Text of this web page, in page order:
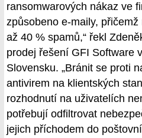
ransomwarových nákaz ve
způsobeno e-maily,
až 40 % spamů,“ řekl
prodej řešení GFI Software
Slovensku. „Bránit se proti
antivirem na klientských
rozhodnutí na uživatelích
potřebují odfiltrovat
jejich příchodem do